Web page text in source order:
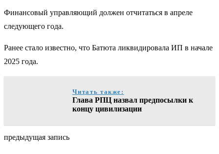
Финансовый управляющий должен отчитаться в апреле
следующего года.
Ранее стало известно, что Батюта ликвидировала ИП в начале
2025 года.
Читать также:
Глава РПЦ назвал предпосылки к
концу цивилизации
предыдущая запись